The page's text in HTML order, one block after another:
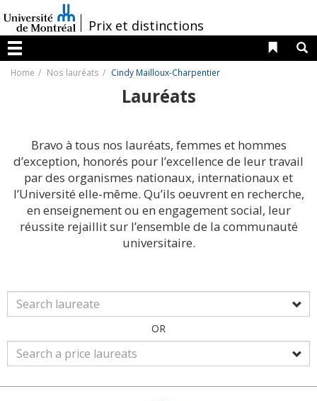
au
contenu
/Prix et distinctions
Menu
Liens
Home Nos lauréats Cindy Mailloux-Charpentier
Lauréats
Bravo à tous nos lauréats, femmes et hommes
d’exception, honorés pour l’excellence de leur travail
par des organismes nationaux, internationaux et
l’Université elle-même. Qu’ils oeuvrent en recherche,
en enseignement ou en engagement social, leur
réussite rejaillit sur l’ensemble de la communauté
universitaire.
OR